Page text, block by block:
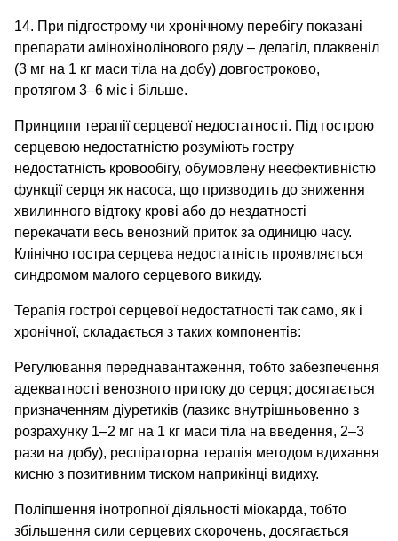
14. При підгострому чи хронічному перебігу показані
препарати амінохінолінового ряду – делагіл, плаквеніл
(3 мг на 1 кг маси тіла на добу) довгостроково,
протягом 3–6 міс і більше.
Принципи терапії серцевої недостатності. Під гострою
серцевою недостатністю розуміють гостру
недостатність кровообігу, обумовлену неефективністю
функції серця як насоса, що призводить до зниження
хвилинного відтоку крові або до нездатності
перекачати весь венозний приток за одиницю часу.
Клінічно гостра серцева недостатність проявляється
синдромом малого серцевого викиду.
Терапія гострої серцевої недостатності так само, як і
хронічної, складається з таких компонентів:
Регулювання переднавантаження, тобто забезпечення
адекватності венозного притоку до серця; досягається
призначенням діуретиків (лазикс внутрішньовенно з
розрахунку 1–2 мг на 1 кг маси тіла на введення, 2–3
рази на добу), респіраторна терапія методом вдихання
кисню з позитивним тиском наприкінці видиху.
Поліпшення інотропної діяльності міокарда, тобто
збільшення сили серцевих скорочень, досягається